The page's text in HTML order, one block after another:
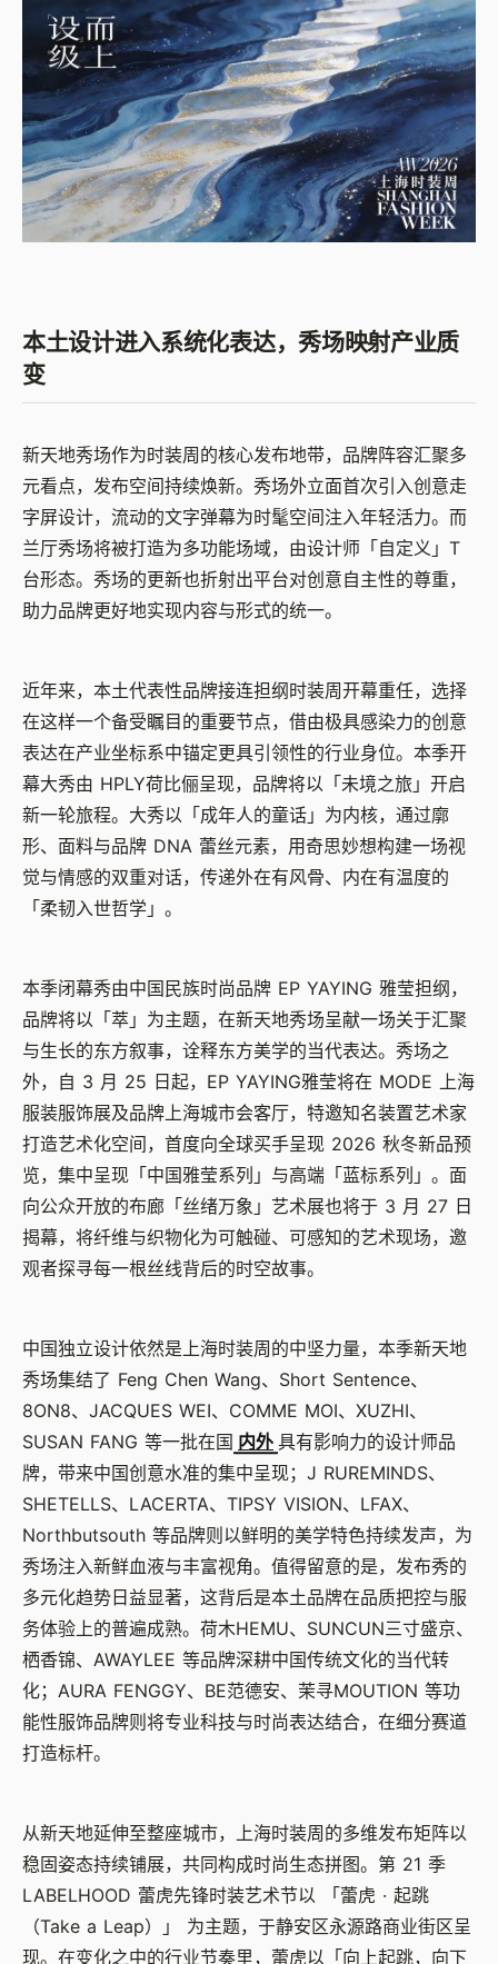
本土设计进入系统化表达，秀场映射产业质
变
新天地秀场作为时装周的核心发布地带，品牌阵容汇聚多
元看点，发布空间持续焕新。秀场外立面首次引入创意走
字屏设计，流动的文字弹幕为时髦空间注入年轻活力。而
兰厅秀场将被打造为多功能场域，由设计师「自定义」 T
台形态。秀场的更新也折射出平台对创意自主性的尊重，
助力品牌更好地实现内容与形式的统一。
近年来，本土代表性品牌接连担纲时装周开幕重任，选择
在这样一个备受瞩目的重要节点，借由极具感染力的创意
表达在产业坐标系中锚定更具引领性的行业身位。本季开
幕大秀由 HPLY荷比俪呈现，品牌将以「未境之旅」开启
新一轮旅程。大秀以「成年人的童话」为内核，通过廓
形、面料与品牌 DNA 蕾丝元素，用奇思妙想构建一场视
觉与情感的双重对话，传递外在有风骨、内在有温度的
「柔韧入世哲学」。
本季闭幕秀由中国民族时尚品牌 EP YAYING 雅莹担纲，
品牌将以「萃」为主题，在新天地秀场呈献一场关于汇聚
与生长的东方叙事，诠释东方美学的当代表达。秀场之
外，自 3 月 25 日起， EP YAYING雅莹将在 MODE 上海
服装服饰展及品牌上海城市会客厅，特邀知名装置艺术家
打造艺术化空间，首度向全球买手呈现 2026 秋冬新品预
览，集中呈现「中国雅莹系列」与高端「蓝标系列」。面
向公众开放的布廊「丝绪万象」艺术展也将于 3 月 27 日
揭幕，将纤维与织物化为可触碰、可感知的艺术现场，邀
观者探寻每一根丝线背后的时空故事。
中国独立设计依然是上海时装周的中坚力量，本季新天地
秀场集结了 Feng Chen Wang、 Short Sentence、
8ON8、 JACQUES WEI、 COMME MOI、 XUZHI、
SUSAN FANG 等一批在国 内外 具有影响力的设计师品
牌，带来中国创意水准的集中呈现； J RUREMINDS、
SHETELLS、 LACERTA、 TIPSY VISION、 LFAX、
Northbutsouth 等品牌则以鲜明的美学特色持续发声，为
秀场注入新鲜血液与丰富视角。值得留意的是，发布秀的
多元化趋势日益显著，这背后是本土品牌在品质把控与服
务体验上的普遍成熟。荷木HEMU、 SUNCUN三寸盛京、
栖香锦、 AWAYLEE 等品牌深耕中国传统文化的当代转
化； AURA FENGGY、 BE范德安、茉寻MOUTION 等功
能性服饰品牌则将专业科技与时尚表达结合，在细分赛道
打造标杆。
从新天地延伸至整座城市，上海时装周的多维发布矩阵以
稳固姿态持续铺展，共同构成时尚生态拼图。第 21 季
LABELHOOD 蕾虎先锋时装艺术节以 「蕾虎 · 起跳
（Take a Leap）」 为主题，于静安区永源路商业街区呈
现。在变化之中的行业节奏里，蕾虎以「向上起跳，向下